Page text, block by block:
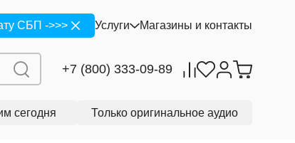
СБП ->>> Услуги Магазины и контакты
+7 (800) 333-09-89
сегодня Только оригинальное аудио